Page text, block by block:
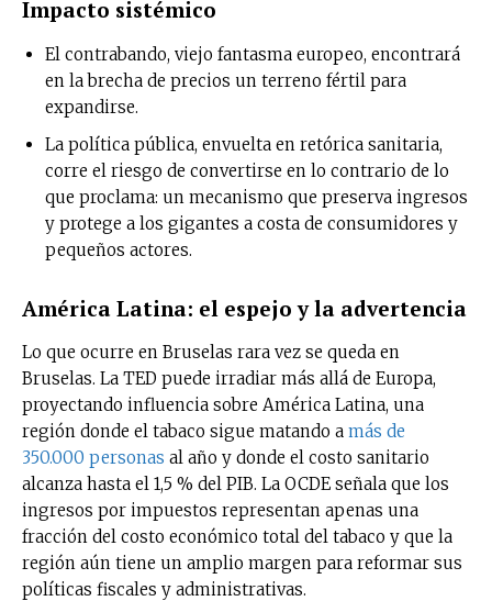
Impacto sistémico
El contrabando, viejo fantasma europeo, encontrará
en la brecha de precios un terreno fértil para
expandirse.
La política pública, envuelta en retórica sanitaria,
corre el riesgo de convertirse en lo contrario de lo
que proclama: un mecanismo que preserva ingresos
y protege a los gigantes a costa de consumidores y
pequeños actores.
América Latina: el espejo y la advertencia
Lo que ocurre en Bruselas rara vez se queda en
Bruselas. La TED puede irradiar más allá de Europa,
proyectando influencia sobre América Latina, una
región donde el tabaco sigue matando a más de
350.000 personas al año y donde el costo sanitario
alcanza hasta el 1,5 % del PIB. La OCDE señala que los
ingresos por impuestos representan apenas una
fracción del costo económico total del tabaco y que la
región aún tiene un amplio margen para reformar sus
políticas fiscales y administrativas.